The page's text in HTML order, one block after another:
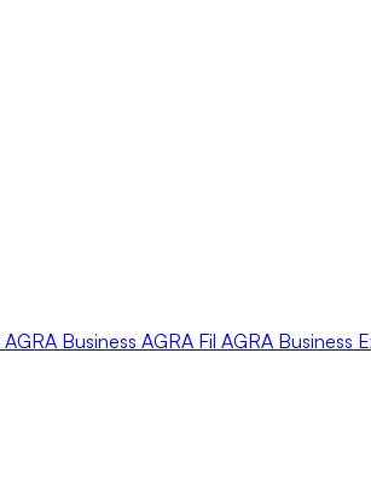
AGRA Business AGRA Fil AGRA Business